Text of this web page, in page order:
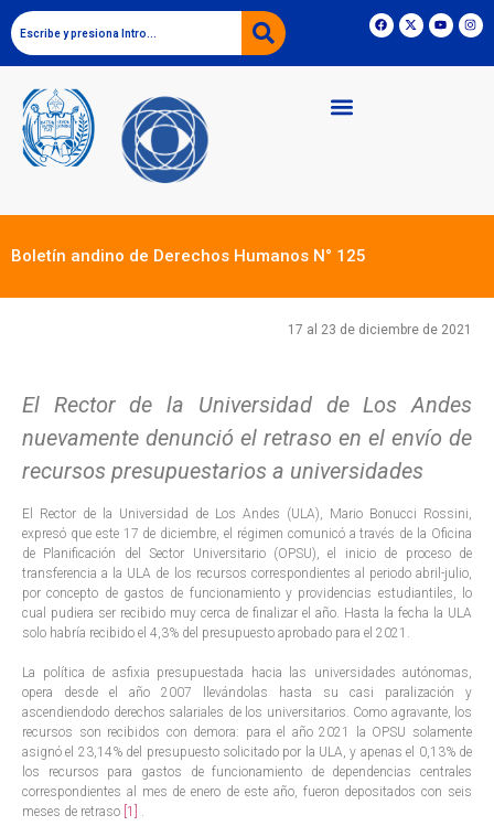
Boletín andino de Derechos Humanos N° 125
17 al 23 de diciembre de 2021
El Rector de la Universidad de Los Andes
nuevamente denunció el retraso en el envío de
recursos presupuestarios a universidades
El Rector de la Universidad de Los Andes (ULA), Mario Bonucci Rossini,
expresó que este 17 de diciembre, el régimen comunicó a través de la Oficina
de Planificación del Sector Universitario (OPSU), el inicio de proceso de
transferencia a la ULA de los recursos correspondientes al periodo abril-julio,
por concepto de gastos de funcionamiento y providencias estudiantiles, lo
cual pudiera ser recibido muy cerca de finalizar el año. Hasta la fecha la ULA
solo habría recibido el 4,3% del presupuesto aprobado para el 2021.
La política de asfixia presupuestada hacia las universidades autónomas,
opera desde el año 2007 llevándolas hasta su casi paralización y
ascendiendodo derechos salariales de los universitarios. Como agravante, los
recursos son recibidos con demora: para el año 2021 la OPSU solamente
asignó el 23,14% del presupuesto solicitado por la ULA, y apenas el 0,13% de
los recursos para gastos de funcionamiento de dependencias centrales
correspondientes al mes de enero de este año, fueron depositados con seis
meses de retraso [1] .